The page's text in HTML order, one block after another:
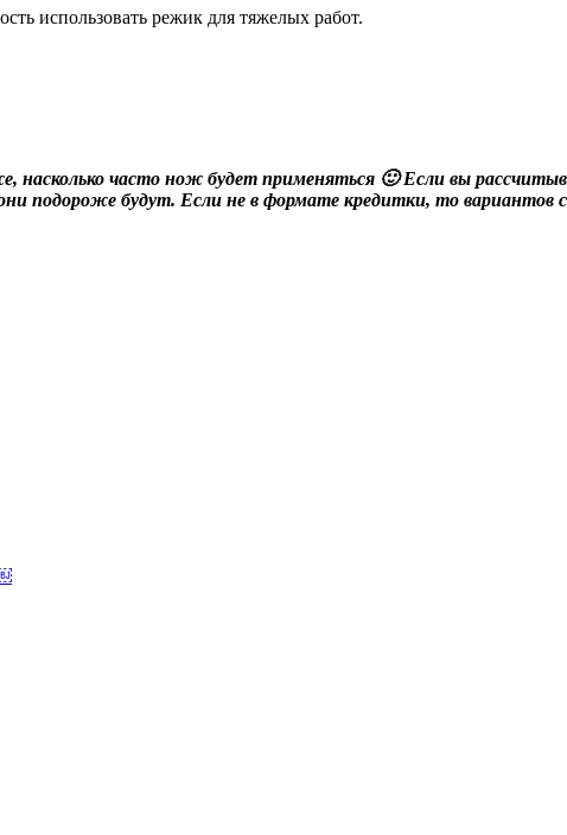
использовать режик для тяжелых работ.
часто нож будет применяться 🙂 Если вы
подороже будут. Если не в формате кредитки, то